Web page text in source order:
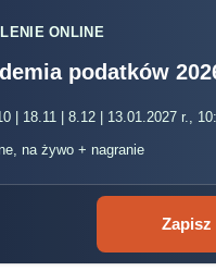
ONLINE
podatków
| 18.11 | 8.12 | 13.01.2027 r.,
na żywo + nagranie
Zapisz